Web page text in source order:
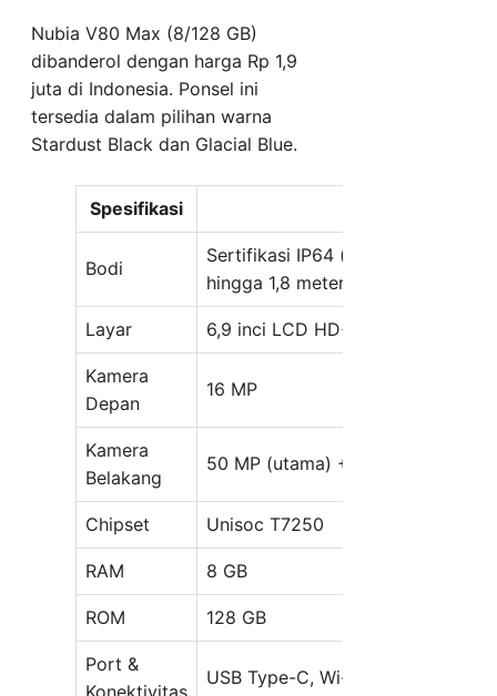
Nubia V80 Max (8/128 GB)
dibanderol dengan harga Rp 1,9
juta di Indonesia. Ponsel ini
tersedia dalam pilihan warna
Stardust Black dan Glacial Blue.
Spesifikasi
Bodi
Sertifikasi IP64 (tahan debu dan
hingga 1,8 meter, bisa
Layar 6,9 inci LCD HD+, 120 Hz
Kamera
Depan
16 MP
Kamera
Belakang
50 MP (utama) + 2 MP + 0,08 MP
Chipset Unisoc T7250
RAM 8 GB
ROM 128 GB
Port &
Konektivitas
USB Type-C, Wi-Fi, Bluetooth